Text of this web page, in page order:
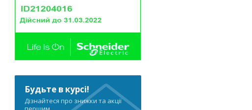
Будьте в курсі!
Дізнайтеся про знижки та акції